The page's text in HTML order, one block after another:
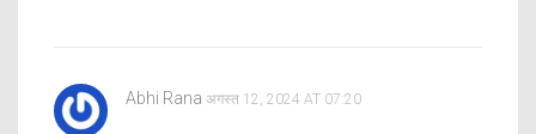
Abhi Rana अगस्त 12, 2024 AT 07:20